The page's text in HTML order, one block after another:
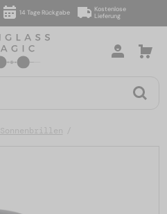
14 Tage Rückgabe
Kostenlose
Lieferung
Sonnenbrillen